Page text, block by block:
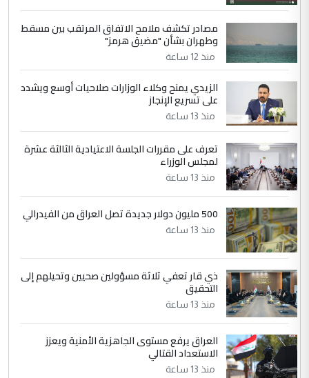
ابا فرات ...
الجواهري يرد على صدام حسين سل
مضجعيك يابن الزنا (نص كامل)
5
التعليق : تحياتي لك استاذ حامدتركان. كلام
دقيق ومسؤول؛ فالاستثمار الحقيقي للإنسان
الموضوع :
بين الإهمال واغتصاب الأرض.. بلاد
الرافدين تعاني الجفاف والتصحر!!
مصادر تكشف ملامح الاتفاق المرتقب بين مسقط
وطهران بشأن "مضيق هرمز"
منذ 12 ساعة
الزيدي يمنح وكلاء الوزارات صلاحيات أوسع ويشدد
على تسريع الإنجاز
منذ 13 ساعة
تعرف على مقررات الجلسة الاعتيادية الثالثة عشرة
لمجلس الوزراء
منذ 13 ساعة
500 مليون دولار جديدة تصل العراق من الفيدرالي
منذ 13 ساعة
ذي قار تعفي ثلاثة مسؤولين صحيين وتحيلهم إلى
التحقيق
منذ 13 ساعة
العراق يرفع مستوى الجاهزية الأمنية ويعزز
الاستعداد القتالي
منذ 13 ساعة